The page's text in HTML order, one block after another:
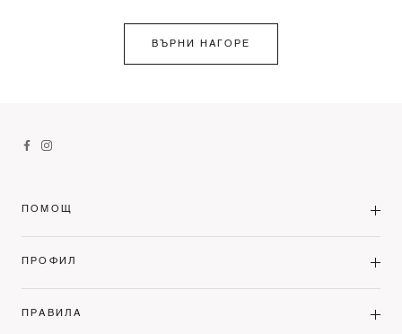
ВЪРНИ НАГОРЕ
ПОМОЩ
ПРОФИЛ
ПРАВИЛА